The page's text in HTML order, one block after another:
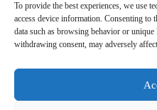
To provide the best experiences, we use
access device information. Consenting to
data such as browsing behavior or
withdrawing consent, may adversely
excessiva de emoções,
de consequências negativas,
relacionamentos e a qualidade de
adequado, é possível aprender a
importante buscar ajuda
conheça esteja enfrentando
repressão.